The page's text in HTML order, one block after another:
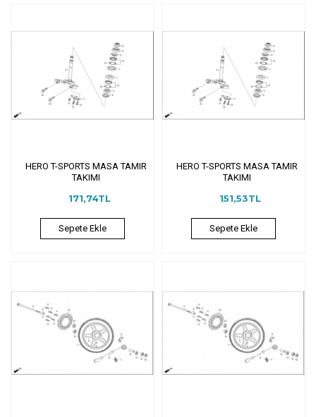
HERO T-SPORTS MASA TAMIR
TAKIMI
171,74TL
Sepete Ekle
HERO T-SPORTS MASA TAMIR
TAKIMI
151,53TL
Sepete Ekle